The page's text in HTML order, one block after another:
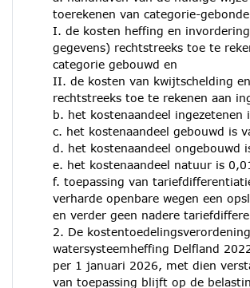
toerekenen van categorie-
I. de kosten heffing en
gegevens) rechtstreeks toe te
categorie gebouwd en
II. de kosten van kwijtschelding
rechtstreeks toe te rekenen aan
b. het kostenaandeel ingezetenen
c. het kostenaandeel gebouwd is
d. het kostenaandeel ongebouwd
e. het kostenaandeel natuur is
f. toepassing van
verharde openbare wegen een
en verder geen nadere
2. De kostentoedelingsverordening
watersysteemheffing Delfland
per 1 januari 2026, met dien
van toepassing blijft op de